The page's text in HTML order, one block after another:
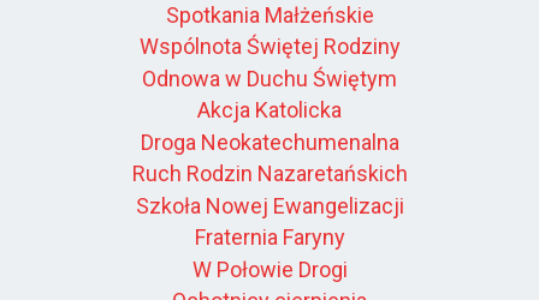
Spotkania Małżeńskie
Wspólnota Świętej Rodziny
Odnowa w Duchu Świętym
Akcja Katolicka
Droga Neokatechumenalna
Ruch Rodzin Nazaretańskich
Szkoła Nowej Ewangelizacji
Fraternia Faryny
W Połowie Drogi